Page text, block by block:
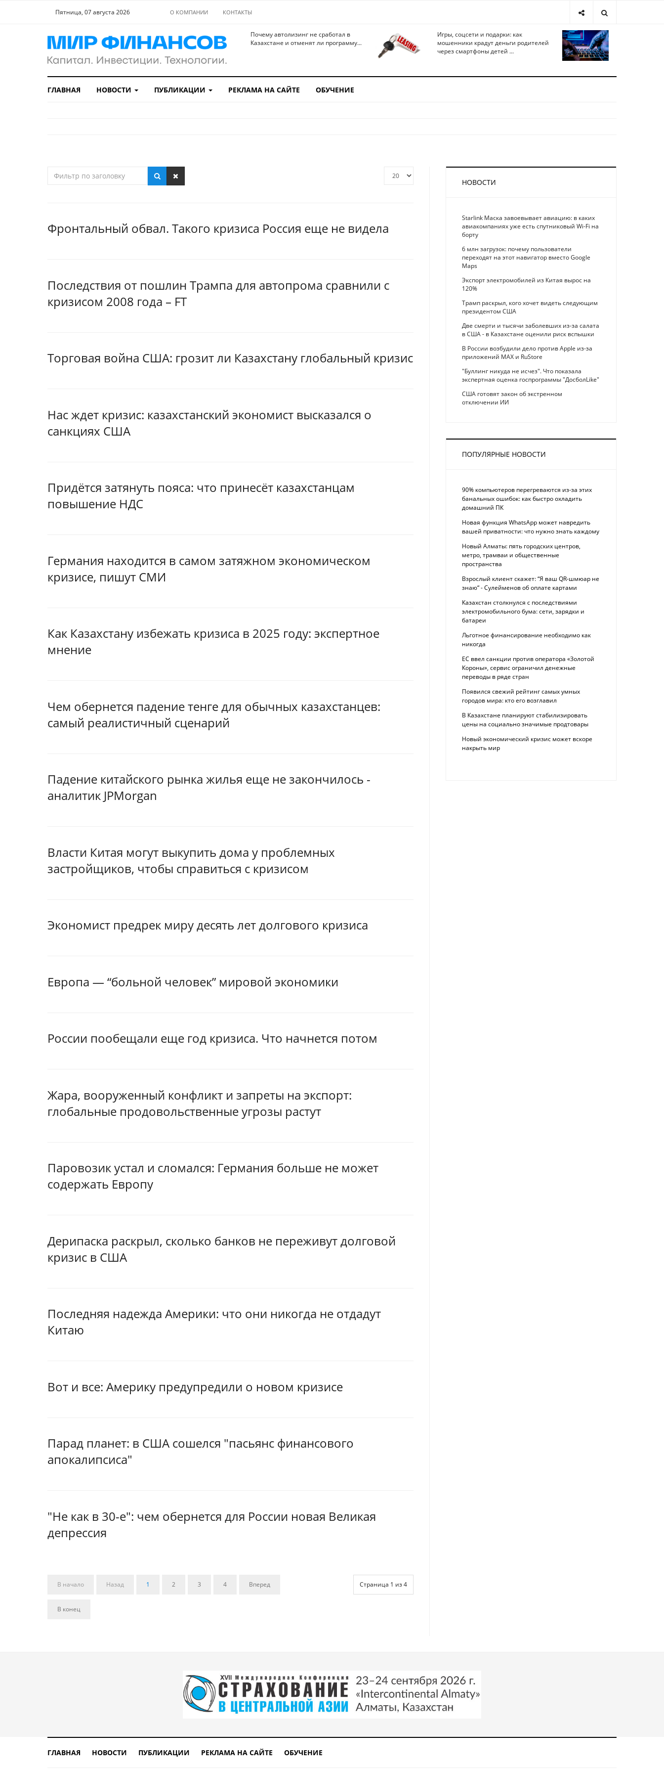
Пятница, 07 августа 2026 О КОМПАНИИ КОНТАКТЫ
Почему автолизинг не сработал в
Казахстане и отменят ли программу...
Игры, соцсети и подарки: как
мошенники крадут деньги родителей
через смартфоны детей ...
ГЛАВНАЯ НОВОСТИ ПУБЛИКАЦИИ РЕКЛАМА НА САЙТЕ ОБУЧЕНИЕ
Фронтальный обвал. Такого кризиса Россия еще не видела
Последствия от пошлин Трампа для автопрома сравнили с
кризисом 2008 года – FT
Торговая война США: грозит ли Казахстану глобальный кризис
Нас ждет кризис: казахстанский экономист высказался о
санкциях США
Придётся затянуть пояса: что принесёт казахстанцам
повышение НДС
Германия находится в самом затяжном экономическом
кризисе, пишут СМИ
Как Казахстану избежать кризиса в 2025 году: экспертное
мнение
Чем обернется падение тенге для обычных казахстанцев:
самый реалистичный сценарий
Падение китайского рынка жилья еще не закончилось -
аналитик JPMorgan
Власти Китая могут выкупить дома у проблемных
застройщиков, чтобы справиться с кризисом
Экономист предрек миру десять лет долгового кризиса
Европа — “больной человек” мировой экономики
России пообещали еще год кризиса. Что начнется потом
Жара, вооруженный конфликт и запреты на экспорт:
глобальные продовольственные угрозы растут
Паровозик устал и сломался: Германия больше не может
содержать Европу
Дерипаска раскрыл, сколько банков не переживут долговой
кризис в США
Последняя надежда Америки: что они никогда не отдадут
Китаю
Вот и все: Америку предупредили о новом кризисе
Парад планет: в США сошелся "пасьянс финансового
апокалипсиса"
"Не как в 30-е": чем обернется для России новая Великая
депрессия
Страница 1 из 4
В начало Назад 1 2 3 4 Вперед
В конец
НОВОСТИ
Starlink Маска завоевывает авиацию: в каких
авиакомпаниях уже есть спутниковый Wi-Fi на
борту
6 млн загрузок: почему пользователи
переходят на этот навигатор вместо Google
Maps
Экспорт электромобилей из Китая вырос на
120%
Трамп раскрыл, кого хочет видеть следующим
президентом США
Две смерти и тысячи заболевших из-за салата
в США - в Казахстане оценили риск вспышки
В России возбудили дело против Apple из-за
приложений MAX и RuStore
"Буллинг никуда не исчез". Что показала
экспертная оценка госпрограммы "ДосболLike"
США готовят закон об экстренном
отключении ИИ
ПОПУЛЯРНЫЕ НОВОСТИ
90% компьютеров перегреваются из-за этих
банальных ошибок: как быстро охладить
домашний ПК
Новая функция WhatsApp может навредить
вашей приватности: что нужно знать каждому
Новый Алматы: пять городских центров,
метро, трамваи и общественные
пространства
Взрослый клиент скажет: “Я ваш QR-шмюар не
знаю“ - Сулейменов об оплате картами
Казахстан столкнулся с последствиями
электромобильного бума: сети, зарядки и
батареи
Льготное финансирование необходимо как
никогда
ЕС ввел санкции против оператора «Золотой
Короны», сервис ограничил денежные
переводы в ряде стран
Появился свежий рейтинг самых умных
городов мира: кто его возглавил
В Казахстане планируют стабилизировать
цены на социально значимые продтовары
Новый экономический кризис может вскоре
накрыть мир
ГЛАВНАЯ НОВОСТИ ПУБЛИКАЦИИ РЕКЛАМА НА САЙТЕ ОБУЧЕНИЕ